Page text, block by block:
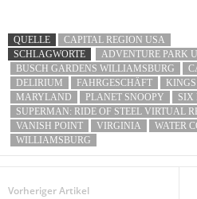
QUELLE
CAPITAL REGION USA
SCHLAGWORTE
ADVENTURE PARK
BUSCH GARDENS WILLIAMSBURG
DELIRIUM
FAHRGESCHÄFT
MARYLAND
PLANET SNOOPY
SIX
SUPERMAN: RIDE OF STEEL VIRTUAL
VANISH POINT
VIRGINIA
WATER
WILLIAMSBURG
Vorheriger Artikel